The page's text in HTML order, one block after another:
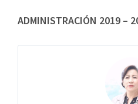
ADMINISTRACIÓN 2019 –